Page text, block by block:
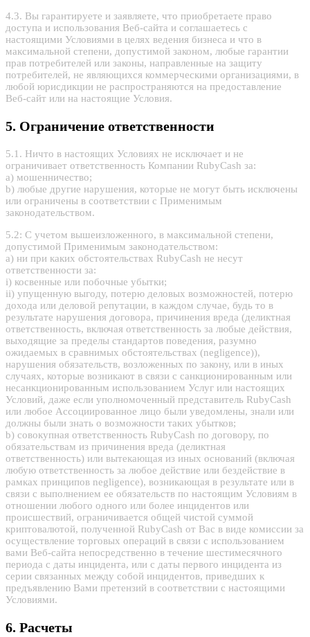
4.3. Вы гарантируете и заявляете, что приобретаете право
доступа и использования Веб-сайта и соглашаетесь с
настоящими Условиями в целях ведения бизнеса и что в
максимальной степени, допустимой законом, любые гарантии
прав потребителей или законы, направленные на защиту
потребителей, не являющихся коммерческими организациями, в
любой юрисдикции не распространяются на предоставление
Веб-сайт или на настоящие Условия.
5. Ограничение ответственности
5.1. Ничто в настоящих Условиях не исключает и не
ограничивает ответственность Компании RubyCash за:
a) мошенничество;
b) любые другие нарушения, которые не могут быть исключены
или ограничены в соответствии с Применимым
законодательством.
5.2: С учетом вышеизложенного, в максимальной степени,
допустимой Применимым законодательством:
a) ни при каких обстоятельствах RubyCash не несут
ответственности за:
i) косвенные или побочные убытки;
ii) упущенную выгоду, потерю деловых возможностей, потерю
дохода или деловой репутации, в каждом случае, будь то в
результате нарушения договора, причинения вреда (деликтная
ответственность, включая ответственность за любые действия,
выходящие за пределы стандартов поведения, разумно
ожидаемых в сравнимых обстоятельствах (negligence)),
нарушения обязательств, возложенных по закону, или в иных
случаях, которые возникают в связи с санкционированным или
несанкционированным использованием Услуг или настоящих
Условий, даже если уполномоченный представитель RubyCash
или любое Ассоциированное лицо были уведомлены, знали или
должны были знать о возможности таких убытков;
b) совокупная ответственность RubyCash по договору, по
обязательствам из причинения вреда (деликтная
ответственность) или вытекающая из иных оснований (включая
любую ответственность за любое действие или бездействие в
рамках принципов negligence), возникающая в результате или в
связи с выполнением ее обязательств по настоящим Условиям в
отношении любого одного или более инцидентов или
происшествий, ограничивается общей чистой суммой
криптовалютой, полученной RubyCash от Вас в виде комиссии за
осуществление торговых операций в связи с использованием
вами Веб-сайта непосредственно в течение шестимесячного
периода с даты инцидента, или с даты первого инцидента из
серии связанных между собой инцидентов, приведших к
предъявлению Вами претензий в соответствии с настоящими
Условиями.
6. Расчеты